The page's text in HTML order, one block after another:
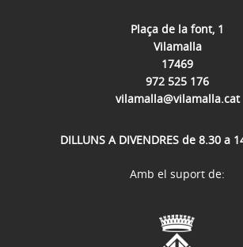
Plaça de la font, 1
Vilamalla
17469
972 525 176
vilamalla@vilamalla.cat
DILLUNS A DIVENDRES de 8.30 a
Amb el suport de: